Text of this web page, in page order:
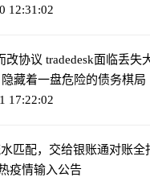
12:31:02
协议 tradedesk面临丢失
藏着一盘危险的债务棋局
17:22:02
匹配，交给银账通对账全
疫情输入公告